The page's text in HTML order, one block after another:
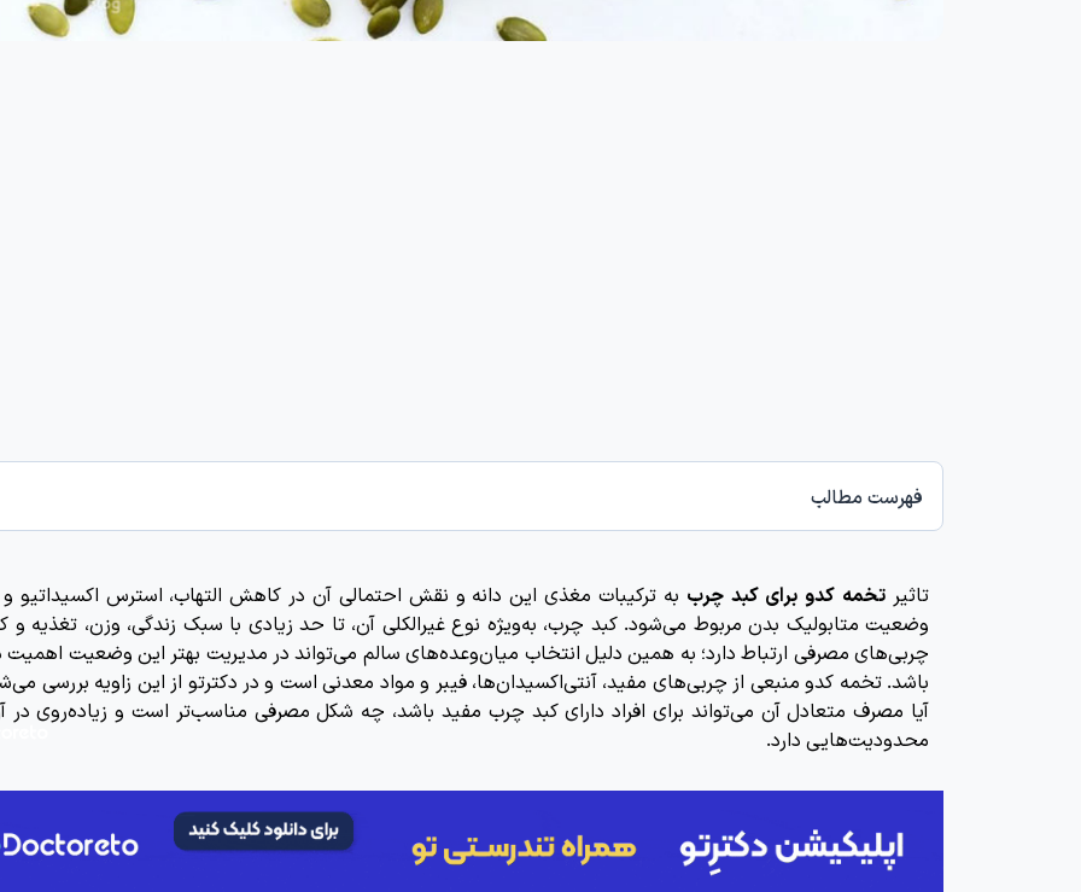
فهرست مطالب
تاثیر تخمه کدو برای کبد چرب به ترکیبات مغذی این دانه و نقش احتمالی آن در کاهش التهاب، استرس اکسیداتیو و
وضعیت متابولیک بدن مربوط می‌شود. کبد چرب، به‌ویژه نوع غیرالکلی آن، تا حد زیادی با سبک زندگی، وزن، تغذیه و
چربی‌های مصرفی ارتباط دارد؛ به همین دلیل انتخاب میان‌وعده‌های سالم می‌تواند در مدیریت بهتر این وضعیت اهمیت
باشد. تخمه کدو منبعی از چربی‌های مفید، آنتی‌اکسیدان‌ها، فیبر و مواد معدنی است و در دکترتو از این زاویه بررسی
آیا مصرف متعادل آن می‌تواند برای افراد دارای کبد چرب مفید باشد، چه شکل مصرفی مناسب‌تر است و زیاده‌روی در
محدودیت‌هایی دارد.